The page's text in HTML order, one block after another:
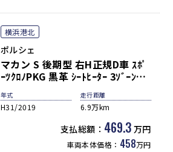
横浜港北
ポルシェ
マカン S 後期型 右H正規D車 ｽﾎﾟ
ｰﾂｸﾛﾉPKG 黒革 ｼｰﾄﾋｰﾀｰ 3ｿﾞｰﾝAC
PCMﾅﾋﾞ 全周ｶﾒﾗ&PAS
ACC&LCA&LDW LEDﾍｯﾄﾞﾗｲﾄ ｺﾝ
ﾌｫｰﾄA 電動Rｹﾞｰﾄ ｴﾝﾄﾘｰD ｽﾎﾟｰﾂｴ
ｸﾞｿﾞｰｽﾄ PASM 純正20AW 禁煙
年式
H31/2019
走行距離
6.9万km
支払総額： 469.3 万円
車両本体価格： 458万円